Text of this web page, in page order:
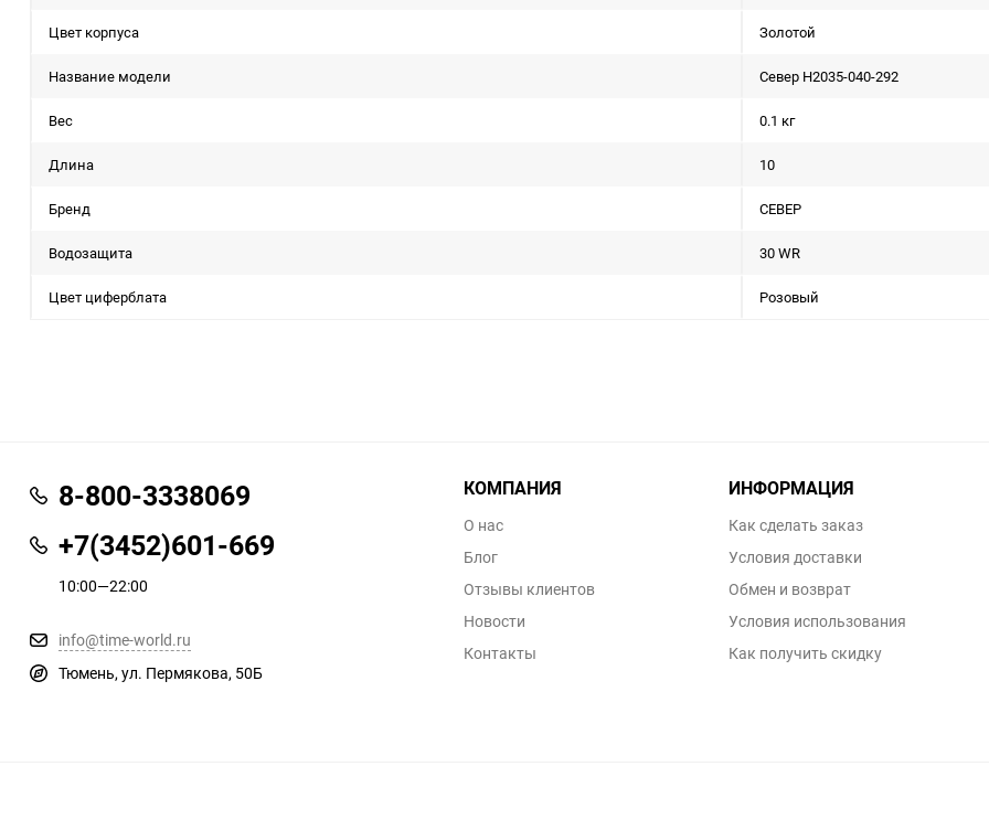
Цвет корпуса Золотой
Название модели Север H2035-040-292
Вес 0.1 кг
Длина 10
Бренд СЕВЕР
Водозащита 30 WR
Цвет циферблата Розовый
8-800-3338069
+7(3452)601-669
10:00—22:00
info@time-world.ru
Тюмень, ул. Пермякова, 50Б
КОМПАНИЯ
О нас
Блог
Отзывы клиентов
Новости
Контакты
ИНФОРМАЦИЯ
Как сделать заказ
Условия доставки
Обмен и возврат
Условия использования
Как получить скидку